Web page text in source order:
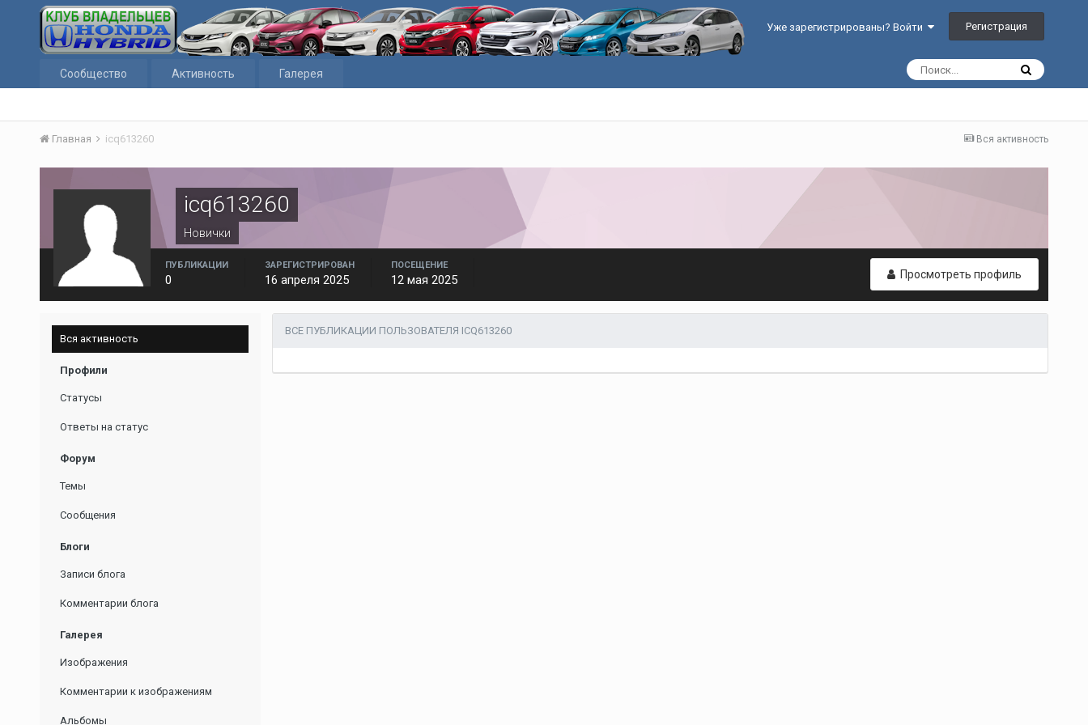
Уже зарегистрированы? Войти Регистрация
Сообщество Активность Галерея
Вся активность
Главная icq613260
icq613260
Новички
Просмотреть профиль
ПУБЛИКАЦИИ
0
ЗАРЕГИСТРИРОВАН
16 апреля 2025
ПОСЕЩЕНИЕ
12 мая 2025
Вся активность
Профили
Статусы
Ответы на статус
Форум
Темы
Сообщения
Блоги
Записи блога
Комментарии блога
Галерея
Изображения
Комментарии к изображениям
Альбомы
ВСЕ ПУБЛИКАЦИИ ПОЛЬЗОВАТЕЛЯ ICQ613260